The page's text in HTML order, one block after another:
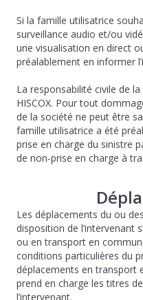
Si la famille utilisatrice
surveillance audio et/ou
une visualisation en direct
préalablement en informer
La responsabilité civile de
HISCOX. Pour tout
de la société ne peut être
famille utilisatrice a été
prise en charge du sinistre
de non-prise en charge à
Les déplacements du ou
disposition de l’intervenant
ou en transport en
conditions particulières du
déplacements en transport
prend en charge les titres
l’intervenant.